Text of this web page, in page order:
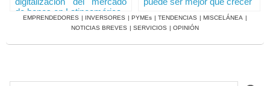
de bonos en Latinoamérica
EMPRENDEDORES | INVERSORES | PYMEs | TENDENCIAS | MISCELÁNEA |
NOTICIAS BREVES | SERVICIOS | OPINIÓN